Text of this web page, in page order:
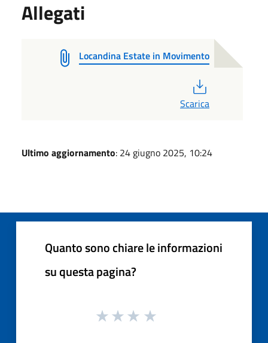
Allegati
Locandina Estate in Movimento
Scarica
Ultimo aggiornamento: 24 giugno 2025, 10:24
Quanto sono chiare le informazioni
su questa pagina?